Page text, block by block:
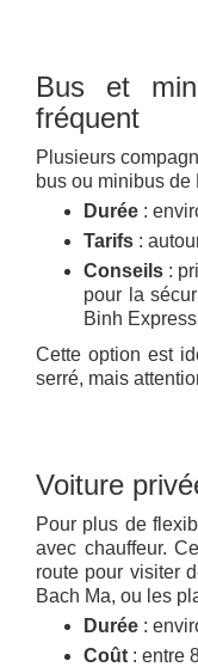
Bus et
fréquent
Plusieurs
bus ou minibus de
Durée :
Tarifs :
Conseils :
pour la
Binh
Cette option est
serré, mais
Voiture
Pour plus de
avec chauffeur.
route pour visiter
Bach Ma, ou les
Durée :
Coût : entre